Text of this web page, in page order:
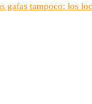
gafas tampoco: los